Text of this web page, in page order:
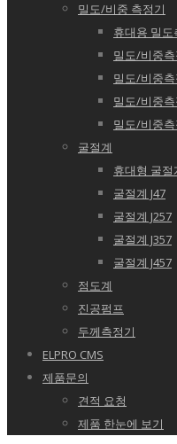
밀도/비중 측정기
휴대용 밀도
밀도/비중
밀도/비중
밀도/비중
밀도/비중
굴절계
휴대형 굴절
굴절계 J47
굴절계 J257
굴절계 J357
굴절계 J457
점도계
진공펌프
두께측정기
ELPRO CMS
제품문의
견적 요청
제품 한눈에 보기